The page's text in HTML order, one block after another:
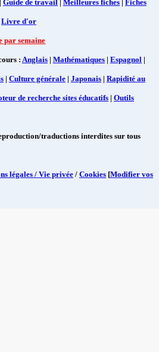
| Guide de travail | Meilleures fiches | Fiches
Livre d'or
par semaine
: Anglais | Mathématiques | Espagnol |
| Culture générale | Japonais | Rapidité au
de recherche sites éducatifs | Outils
traductions interdites sur tous
légales / Vie privée / Cookies [Modifier vos